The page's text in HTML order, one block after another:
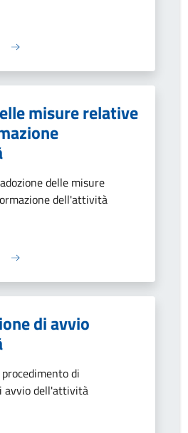
misure relative
delle misure
dell'attività
di avvio
di
avvio dell'attività